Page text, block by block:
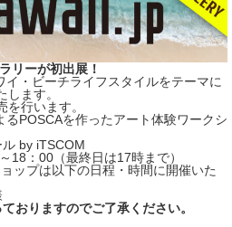
リーが初出展！
イ・ビーチライフスタイルをテーマに
ます。
行います。
POSCAを作ったアート体験ワークシ
by iTSCOM
：00（最終日は17時まで）
ップは以下の日程・時間に開催いた
おりますのでご了承ください。